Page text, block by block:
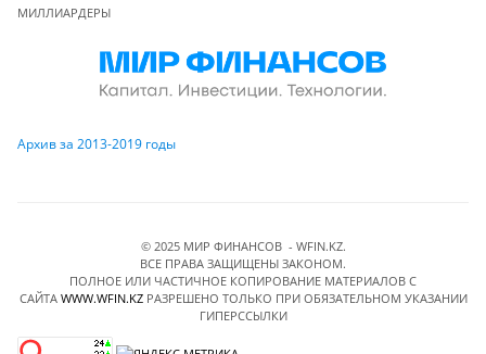
МИЛЛИАРДЕРЫ
Архив за 2013-2019 годы
© 2025 МИР ФИНАНСОВ - WFIN.KZ.
ВСЕ ПРАВА ЗАЩИЩЕНЫ ЗАКОНОМ.
ПОЛНОЕ ИЛИ ЧАСТИЧНОЕ КОПИРОВАНИЕ МАТЕРИАЛОВ C
САЙТА WWW.WFIN.KZРАЗРЕШЕНО ТОЛЬКО ПРИ ОБЯЗАТЕЛЬНОМ УКАЗАНИИ
ГИПЕРССЫЛКИ